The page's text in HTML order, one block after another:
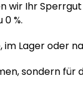
wir Ihr
%.
Lager oder
sondern